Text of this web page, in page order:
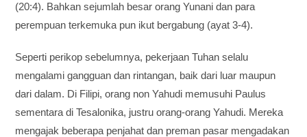
(20:4). Bahkan sejumlah besar orang Yunani dan para
perempuan terkemuka pun ikut bergabung (ayat 3-4).
Seperti perikop sebelumnya, pekerjaan Tuhan selalu
mengalami gangguan dan rintangan, baik dari luar maupun
dari dalam. Di Filipi, orang non Yahudi memusuhi Paulus
sementara di Tesalonika, justru orang-orang Yahudi. Mereka
mengajak beberapa penjahat dan preman pasar mengadakan